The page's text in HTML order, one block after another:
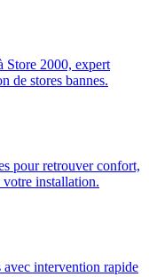
Store 2000, expert
de stores bannes.
pour retrouver confort,
installation.
avec intervention rapide